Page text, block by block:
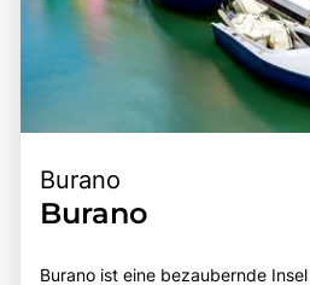
Burano
Burano
Burano ist eine bezaubernde